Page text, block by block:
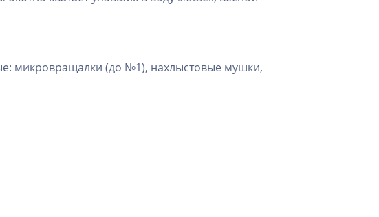
микровращалки (до №1), нахлыстовые мушки,